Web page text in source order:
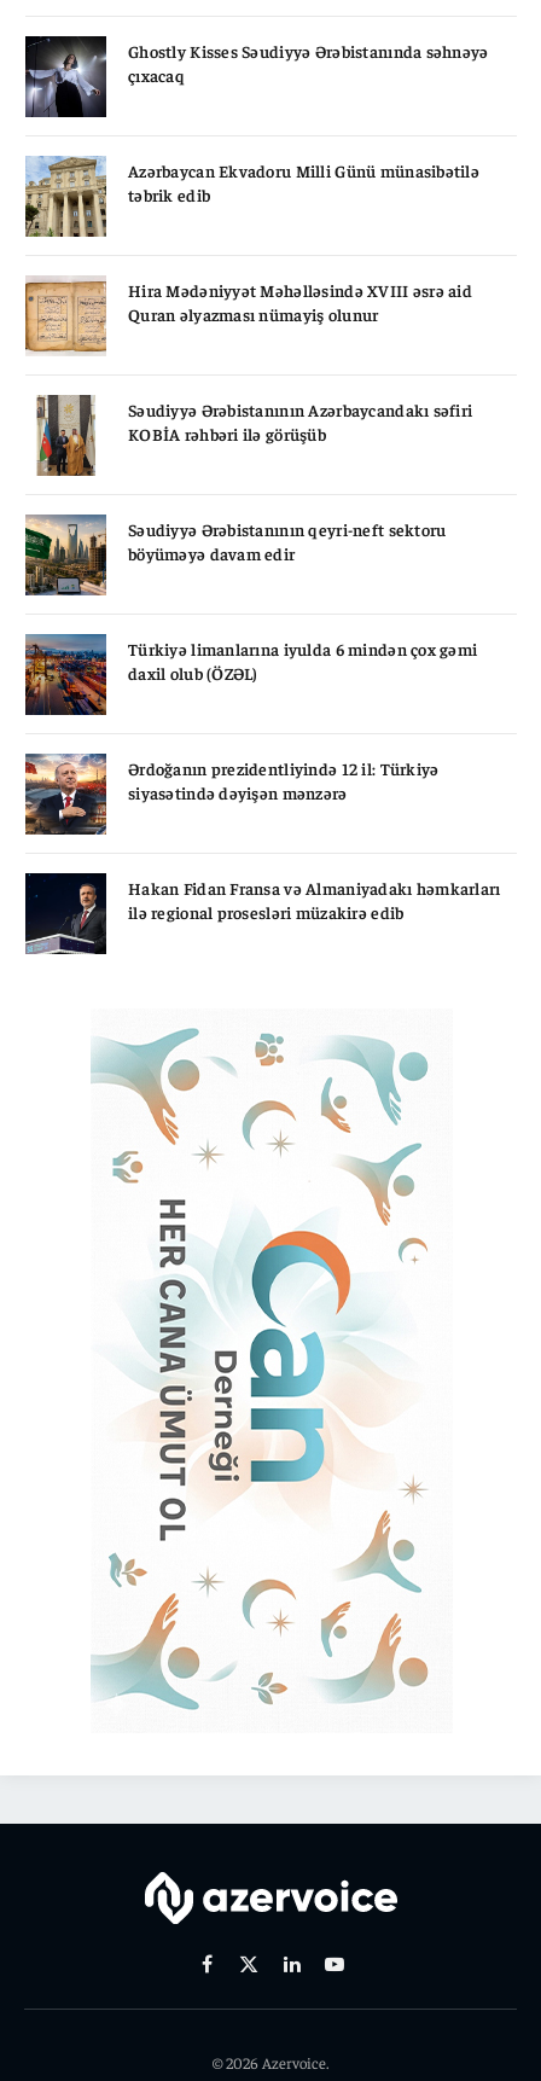
Ghostly Kisses Səudiyyə Ərəbistanında səhnəyə
çıxacaq
Azərbaycan Ekvadoru Milli Günü münasibətilə
təbrik edib
Hira Mədəniyyət Məhəlləsində XVIII əsrə aid
Quran əlyazması nümayiş olunur
Səudiyyə Ərəbistanının Azərbaycandakı səfiri
KOBİA rəhbəri ilə görüşüb
Səudiyyə Ərəbistanının qeyri-neft sektoru
böyüməyə davam edir
Türkiyə limanlarına iyulda 6 mindən çox gəmi
daxil olub (ÖZƏL)
Ərdoğanın prezidentliyində 12 il: Türkiyə
siyasətində dəyişən mənzərə
Hakan Fidan Fransa və Almaniyadakı həmkarları
ilə regional prosesləri müzakirə edib
Facebook
X
LinkedinYoutube
© 2026 Azervoice.